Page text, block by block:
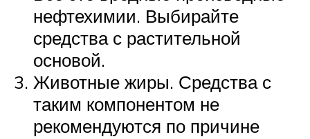
нефтехимии. Выбирайте
средства с растительной
основой.
Животные жиры. Средства с
таким компонентом не
рекомендуются по причине